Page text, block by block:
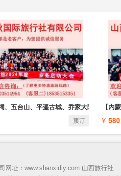
、五台山、平遥古城、乔家大院4日游-全
预订
【内
580
网址：www.shanxidiy.com 山西旅行社